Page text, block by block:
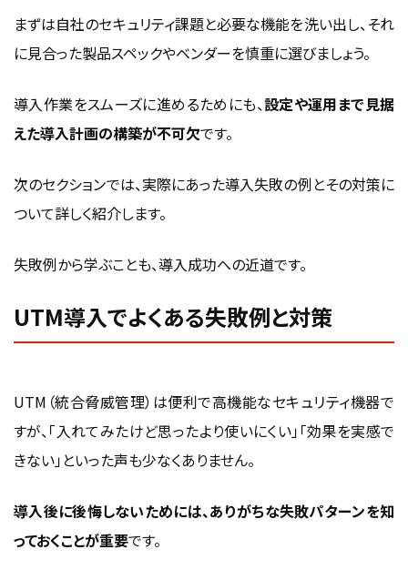
まずは自社のセキュリティ課題と必要な機能を洗い出し、それ
に見合った製品スペックやベンダーを慎重に選びましょう。
導入作業をスムーズに進めるためにも、設定や運用まで見据
えた導入計画の構築が不可欠です。
次のセクションでは、実際にあった導入失敗の例とその対策に
ついて詳しく紹介します。
失敗例から学ぶことも、導入成功への近道です。
UTM導入でよくある失敗例と対策
UTM（統合脅威管理）は便利で高機能なセキュリティ機器で
すが、「入れてみたけど思ったより使いにくい」「効果を実感で
きない」といった声も少なくありません。
導入後に後悔しないためには、ありがちな失敗パターンを知
っておくことが重要です。